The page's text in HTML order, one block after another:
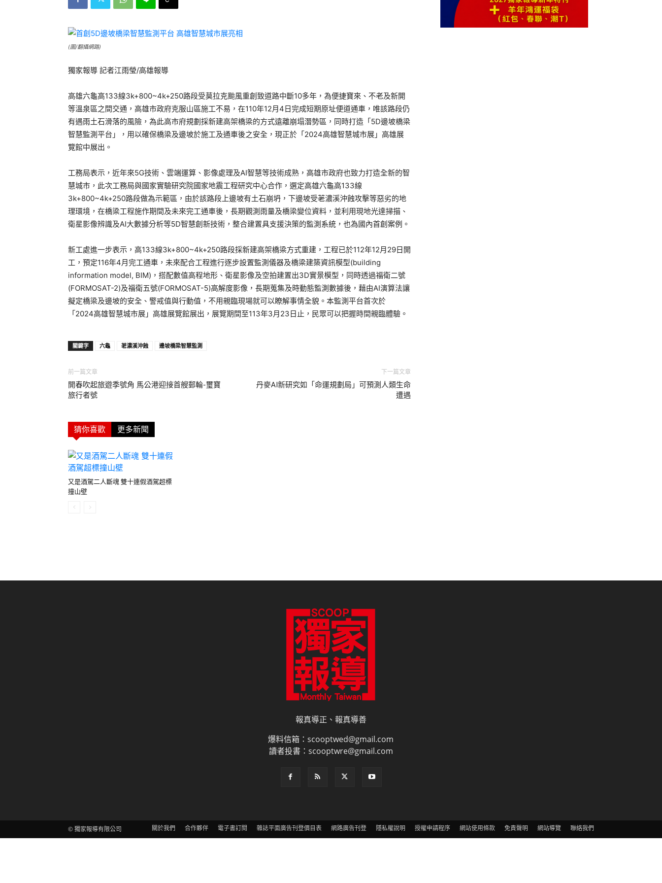
(圖/翻攝網路)
獨家報導 記者江雨瑩/高雄報導
高雄六龜高133線3k+800~4k+250路段受莫拉克颱風重創致道路中斷10多年，為便捷寶來、不老及新開
等溫泉區之間交通，高雄市政府克服山區施工不易，在110年12月4日完成短期原址便道通車，唯該路段仍
有遇雨土石滑落的風險，為此高市府規劃採新建高架橋梁的方式遠離崩塌潛勢區，同時打造「5D邊坡橋梁
智慧監測平台」，用以確保橋梁及邊坡於施工及通車後之安全，現正於「2024高雄智慧城市展」高雄展
覽館中展出。
工務局表示，近年來5G技術、雲端運算、影像處理及AI智慧等技術成熟，高雄市政府也致力打造全新的智
慧城市，此次工務局與國家實驗研究院國家地震工程研究中心合作，選定高雄六龜高133線
3k+800~4k+250路段做為示範區，由於該路段上邊坡有土石崩坍，下邊坡受荖濃溪沖蝕攻擊等惡劣的地
理環境，在橋梁工程施作期間及未來完工通車後，長期觀測雨量及橋梁變位資料，並利用現地光達掃描、
衛星影像辨識及AI大數據分析等5D智慧創新技術，整合建置具支援決策的監測系統，也為國內首創案例。
新工處進一步表示，高133線3k+800~4k+250路段採新建高架橋梁方式重建，工程已於112年12月29日開
工，預定116年4月完工通車，未來配合工程進行逐步設置監測儀器及橋梁建築資訊模型(building
information model, BIM)，搭配數值高程地形、衛星影像及空拍建置出3D實景模型，同時透過福衛二號
(FORMOSAT-2)及福衛五號(FORMOSAT-5)高解度影像，長期蒐集及時動態監測數據後，藉由AI演算法讓
擬定橋梁及邊坡的安全、警戒值與行動值，不用親臨現場就可以瞭解事情全貌。本監測平台首次於
「2024高雄智慧城市展」高雄展覽館展出，展覽期間至113年3月23日止，民眾可以把握時間親臨體驗。
關鍵字 六龜 荖濃溪沖蝕 邊坡橋梁智慧監測
前一篇文章
開春吹起旅遊季號角 馬公港迎接首艘郵輪-璽寶
旅行者號
下一篇文章
丹麥AI新研究如「命運規劃局」可預測人類生命
遭遇
猜你喜歡 更多新聞
又是酒駕二人斷魂 雙十連假酒駕超標
撞山壁
報真導正、報真導善
爆料信箱：scooptwed@gmail.com
讀者投書：scooptwre@gmail.com
關於我們 合作夥伴 電子書訂閱 雜誌平面廣告刊登價目表 網路廣告刊登 隱私權說明 授權申請程序 網站使用條款 免責聲明 網站導覽 聯絡我們
© 獨家報導有限公司